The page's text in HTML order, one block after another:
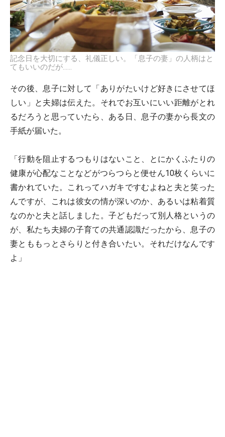
記念日を大切にする、礼儀正しい。「息子の妻」の人柄はと
てもいいのだが……
その後、息子に対して「ありがたいけど好きにさせてほ
しい」と夫婦は伝えた。それでお互いにいい距離がとれ
るだろうと思っていたら、ある日、息子の妻から長文の
手紙が届いた。
「行動を阻止するつもりはないこと、とにかくふたりの
健康が心配なことなどがつらつらと便せん10枚くらいに
書かれていた。これってハガキですむよねと夫と笑った
んですが、これは彼女の情が深いのか、あるいは粘着質
なのかと夫と話しました。子どもだって別人格というの
が、私たち夫婦の子育ての共通認識だったから、息子の
妻とももっとさらりと付き合いたい。それだけなんです
よ」